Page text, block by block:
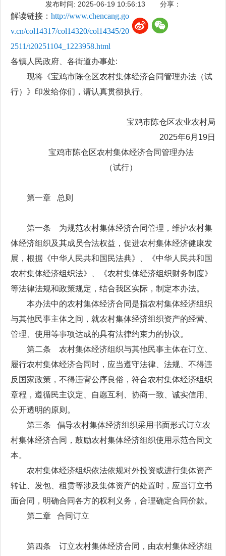
发布时间: 2025-06-19 10:56:13 分享：
解读链接： http://www.chencang.go
v.cn/col14317/col14320/col14345/20
2511/t20251104_1223958.html
各镇人民政府、各街道办事处:
现将《宝鸡市陈仓区农村集体经济合同管理办法（试
行）》印发给你们，请认真贯彻执行。
宝鸡市陈仓区农业农村局
2025年6月19日
宝鸡市陈仓区农村集体经济合同管理办法
（试行）
第一章 总则
第一条 为规范农村集体经济合同管理，维护农村集
体经济组织及其成员合法权益，促进农村集体经济健康发
展，根据《中华人民共和国民法典》、《中华人民共和国
农村集体经济组织法》、《农村集体经济组织财务制度》
等法律法规和政策规定，结合我区实际，制定本办法。
本办法中的农村集体经济合同是指农村集体经济组织
与其他民事主体之间，就农村集体经济组织资产的经营、
管理、使用等事项达成的具有法律约束力的协议。
第二条 农村集体经济组织与其他民事主体在订立、
履行农村集体经济合同时，应当遵守法律、法规、不得违
反国家政策，不得违背公序良俗，符合农村集体经济组织
章程，遵循民主议定、自愿互利、协商一致、诚实信用、
公开透明的原则。
第三条 倡导农村集体经济组织采用书面形式订立农
村集体经济合同，鼓励农村集体经济组织使用示范合同文
本。
农村集体经济组织依法依规对外投资或进行集体资产
转让、发包、租赁等涉及集体资产的处置时，应当订立书
面合同，明确合同各方的权利义务，合理确定合同价款。
第二章 合同订立
第四条 订立农村集体经济合同，由农村集体经济组